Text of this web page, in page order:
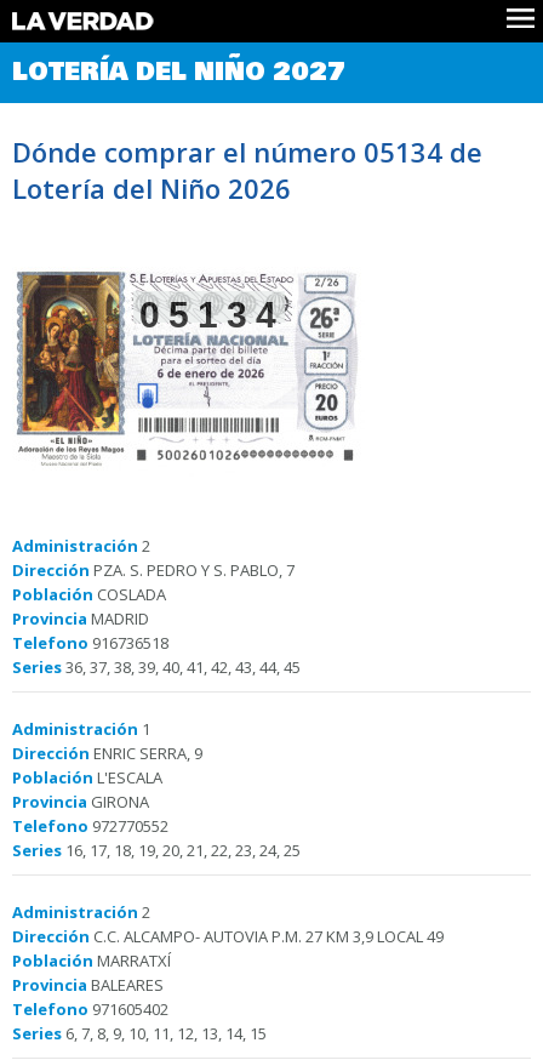
Comprobar Loteria del Niño
Premios
Noticias
Datos
LOTERÍA DEL NIÑO 2027
Dónde comprar el número 05134 de
Lotería del Niño 2026
05134
Administración 2
Dirección PZA. S. PEDRO Y S. PABLO, 7
Población COSLADA
Provincia MADRID
Telefono 916736518
Series36, 37, 38, 39, 40, 41, 42, 43, 44, 45
Administración 1
Dirección ENRIC SERRA, 9
Población L'ESCALA
Provincia GIRONA
Telefono 972770552
Series 16, 17, 18, 19, 20, 21, 22, 23, 24, 25
Administración 2
Dirección C.C. ALCAMPO- AUTOVIA P.M. 27 KM 3,9 LOCAL 49
Población MARRATXÍ
Provincia BALEARES
Telefono 971605402
Series 6, 7, 8, 9, 10, 11, 12, 13, 14, 15